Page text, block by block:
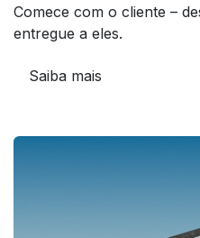
Comece com o cliente –
entregue a eles.
Saiba mais